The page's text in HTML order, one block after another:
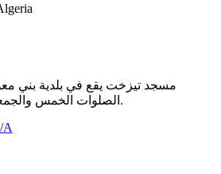
مسجد تيزخت يقع في بلدية بني
الصلوات الخمس والجمعة، ويخدم سكان المنطقة.
A